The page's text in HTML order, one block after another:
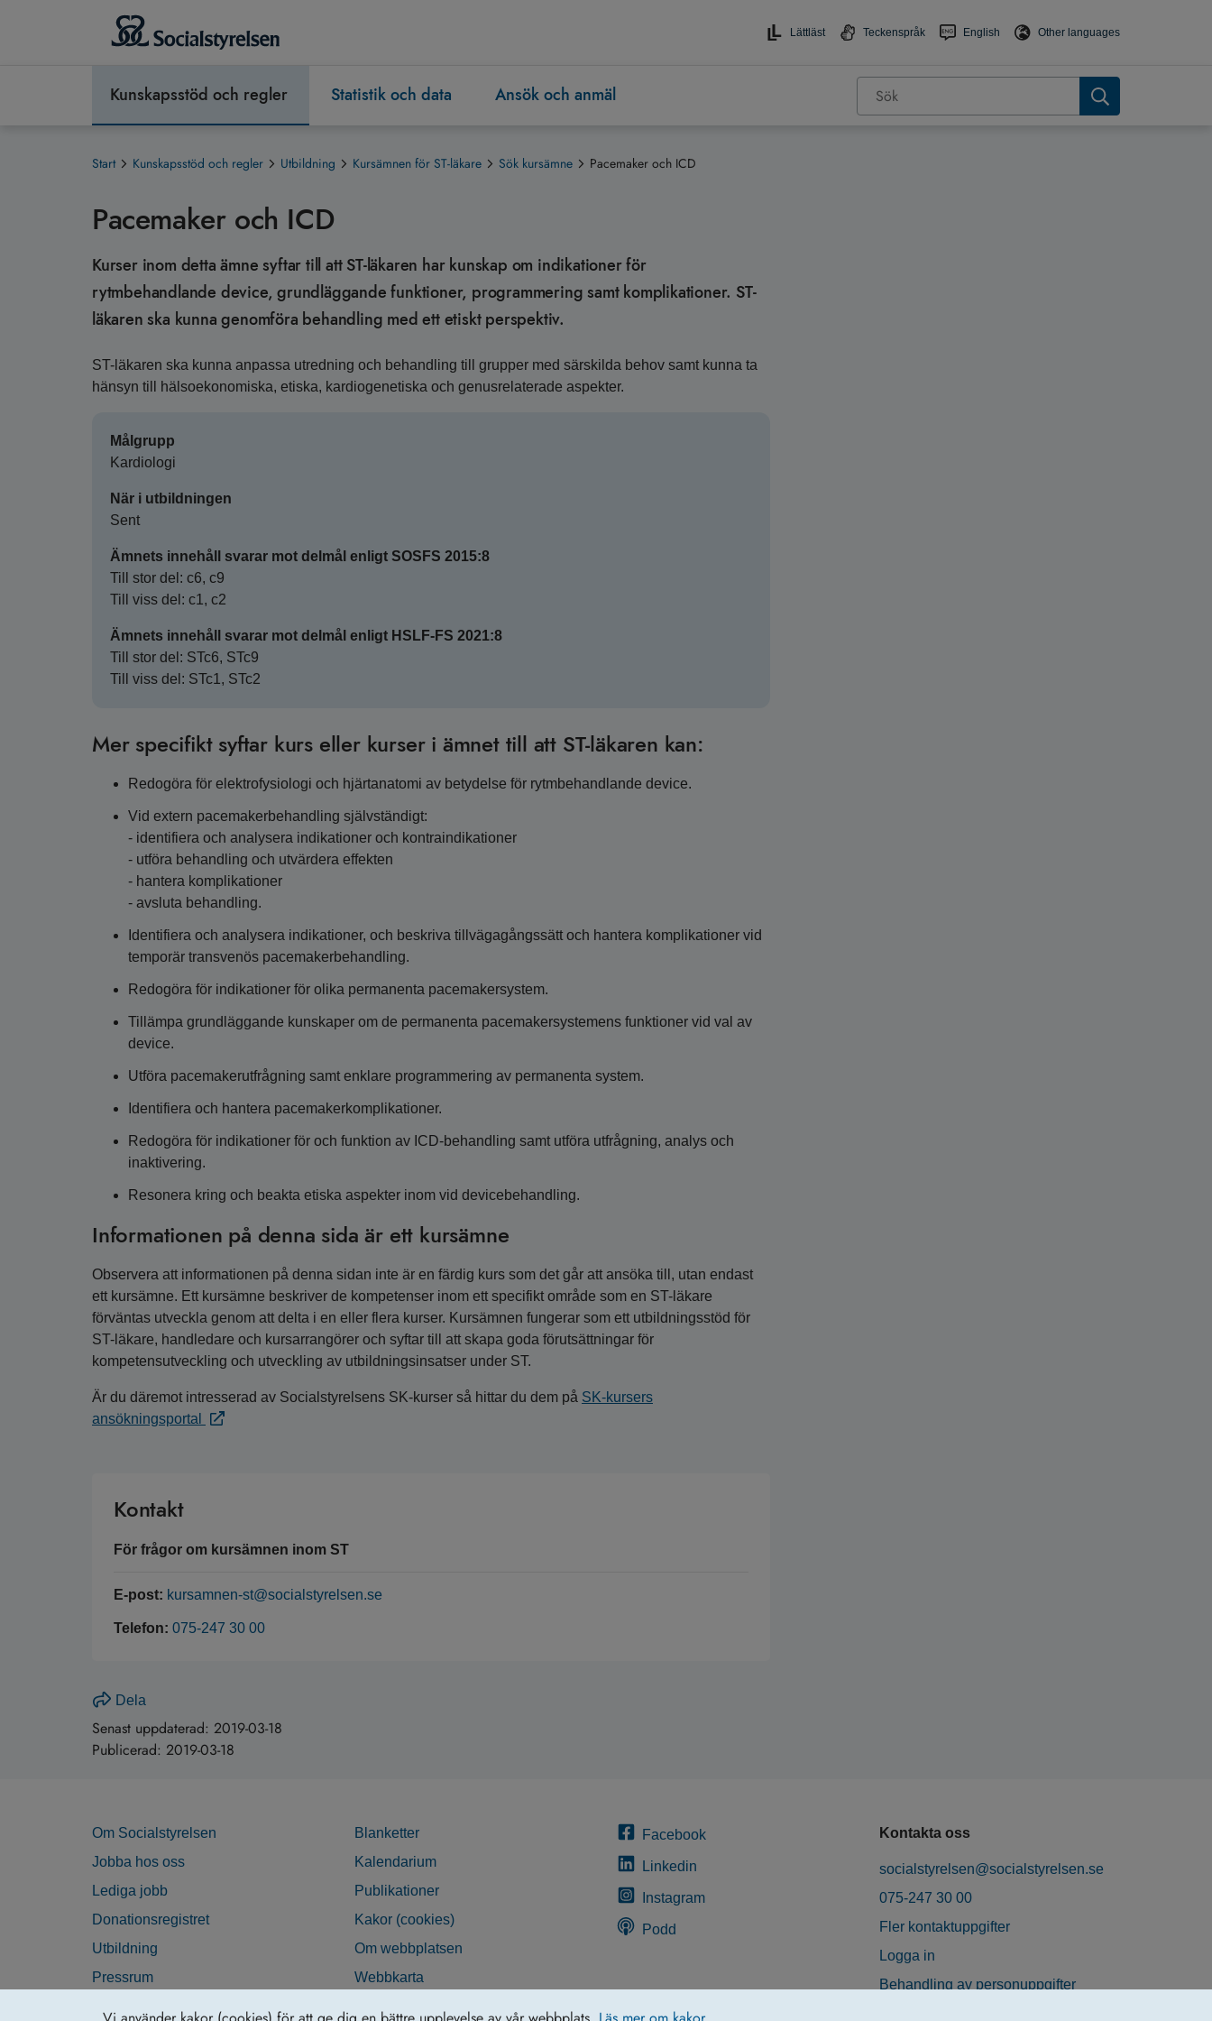
Lättläst Teckenspråk English Other languages
Kunskapsstöd och regler Statistik och data Ansök och anmäl
Start Kunskapsstöd och regler Utbildning Kursämnen för ST-läkare Sök kursämne Pacemaker och ICD
Pacemaker och ICD
Kurser inom detta ämne syftar till att ST-läkaren har kunskap om indikationer för
rytmbehandlande device, grundläggande funktioner, programmering samt komplikationer. ST-
läkaren ska kunna genomföra behandling med ett etiskt perspektiv.
ST-läkaren ska kunna anpassa utredning och behandling till grupper med särskilda behov samt kunna ta
hänsyn till hälsoekonomiska, etiska, kardiogenetiska och genusrelaterade aspekter.
Målgrupp
Kardiologi
När i utbildningen
Sent
Ämnets innehåll svarar mot delmål enligt SOSFS 2015:8
Till stor del: c6, c9
Till viss del: c1, c2
Ämnets innehåll svarar mot delmål enligt HSLF-FS 2021:8
Till stor del: STc6, STc9
Till viss del: STc1, STc2
Mer specifikt syftar kurs eller kurser i ämnet till att ST-läkaren kan:
Redogöra för elektrofysiologi och hjärtanatomi av betydelse för rytmbehandlande device.
Vid extern pacemakerbehandling självständigt:
- identifiera och analysera indikationer och kontraindikationer
- utföra behandling och utvärdera effekten
- hantera komplikationer
- avsluta behandling.
Identifiera och analysera indikationer, och beskriva tillvägagångssätt och hantera komplikationer vid
temporär transvenös pacemakerbehandling.
Redogöra för indikationer för olika permanenta pacemakersystem.
Tillämpa grundläggande kunskaper om de permanenta pacemakersystemens funktioner vid val av
device.
Utföra pacemakerutfrågning samt enklare programmering av permanenta system.
Identifiera och hantera pacemakerkomplikationer.
Redogöra för indikationer för och funktion av ICD-behandling samt utföra utfrågning, analys och
inaktivering.
Resonera kring och beakta etiska aspekter inom vid devicebehandling.
Informationen på denna sida är ett kursämne
Observera att informationen på denna sidan inte är en färdig kurs som det går att ansöka till, utan endast
ett kursämne. Ett kursämne beskriver de kompetenser inom ett specifikt område som en ST-läkare
förväntas utveckla genom att delta i en eller flera kurser. Kursämnen fungerar som ett utbildningsstöd för
ST-läkare, handledare och kursarrangörer och syftar till att skapa goda förutsättningar för
kompetensutveckling och utveckling av utbildningsinsatser under ST.
Är du däremot intresserad av Socialstyrelsens SK-kurser så hittar du dem på SK-kursers
ansökningsportal
Kontakt
För frågor om kursämnen inom ST
E-post: kursamnen-st@socialstyrelsen.se
Telefon: 075-247 30 00
Dela
Senast uppdaterad: 2019-03-18
Publicerad: 2019-03-18
Om Socialstyrelsen
Jobba hos oss
Lediga jobb
Donationsregistret
Utbildning
Pressrum
Blanketter
Kalendarium
Publikationer
Kakor (cookies)
Om webbplatsen
Webbkarta
Facebook
Linkedin
Instagram
Podd
Kontakta oss
socialstyrelsen@socialstyrelsen.se
075-247 30 00
Fler kontaktuppgifter
Logga in
Behandling av personuppgifter